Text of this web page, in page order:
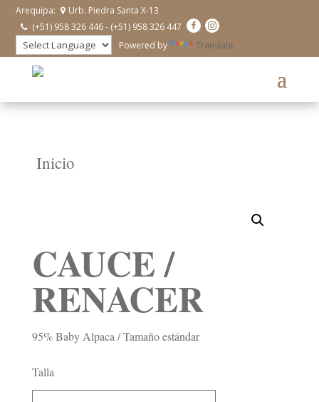
Arequipa:
Urb. Piedra Santa X-13
(+51) 958 326 446 - (+51) 958 326 447
Powered by
Translate
Inicio
CAUCE /
RENACER
95% Baby Alpaca / Tamaño estándar
Talla